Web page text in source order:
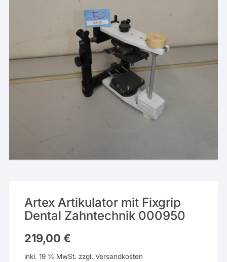
Artex Artikulator mit Fixgrip
Dental Zahntechnik 000950
219,00€
inkl. 19 % MwSt. zzgl.Versandkosten